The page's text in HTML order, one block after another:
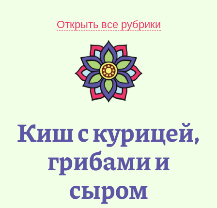
Открыть все рубрики
Киш с курицей,
грибами и
сыром